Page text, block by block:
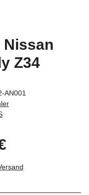
Nissan
Z34
AN001